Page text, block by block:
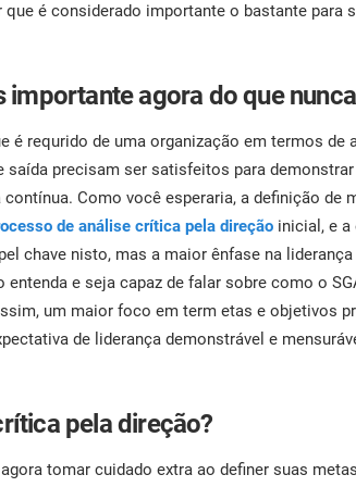
é considerado importante o bastante para
agora do que
é requrido de uma organização em termos de
precisam ser satisfeitos para
Como você esperaria, a definição de
de análise crítica pela direção inicial, e a
chave nisto, mas a maior ênfase na
e seja capaz de falar sobre como o
um maior foco em term etas e objetivos
de liderança demonstrável e
pela direção?
tomar cuidado extra ao definer suas